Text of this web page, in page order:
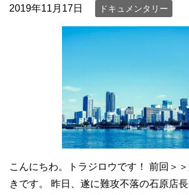
2019年11月17日 ドキュメンタリー
こんにちわ。トラジロウです！ 前回＞
きです。 昨日、遂に難攻不落の石原店